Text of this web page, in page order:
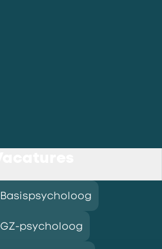
Basispsycholoog
GZ-psycholoog